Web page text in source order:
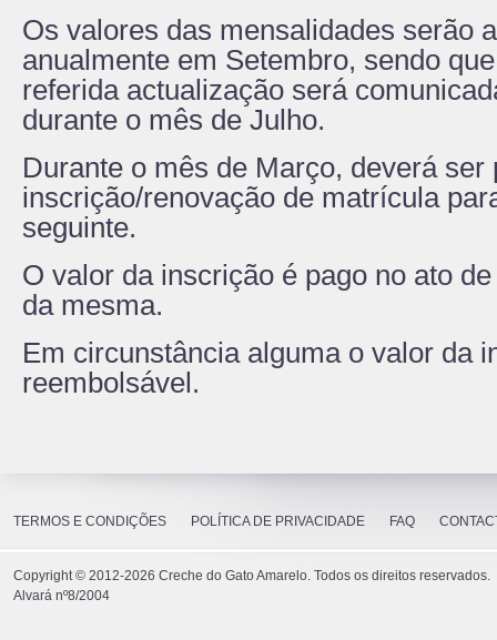
Os valores das mensalidades serão
anualmente em Setembro, sendo
referida actualização será
durante o mês de Julho.
Durante o mês de Março, deverá ser
inscrição/renovação de matrícula
seguinte.
O valor da inscrição é pago no ato
da mesma.
Em circunstância alguma o valor da
reembolsável.
TERMOS E CONDIÇÕES POLÍTICA DE PRIVACIDADE FAQ
Copyright © 2012-2026 Creche do Gato Amarelo. Todos os direitos reservados.
Alvará nº8/2004